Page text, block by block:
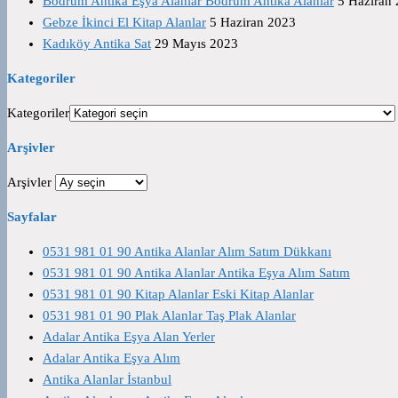
Gebze İkinci El Kitap Alanlar 5 Haziran 2023
Kadıköy Antika Sat 29 Mayıs 2023
Kategoriler
Kategoriler
Arşivler
Arşivler
Sayfalar
0531 981 01 90 Antika Alanlar Alım Satım Dükkanı
0531 981 01 90 Antika Alanlar Antika Eşya Alım Satım
0531 981 01 90 Kitap Alanlar Eski Kitap Alanlar
0531 981 01 90 Plak Alanlar Taş Plak Alanlar
Adalar Antika Eşya Alan Yerler
Adalar Antika Eşya Alım
Antika Alanlar İstanbul